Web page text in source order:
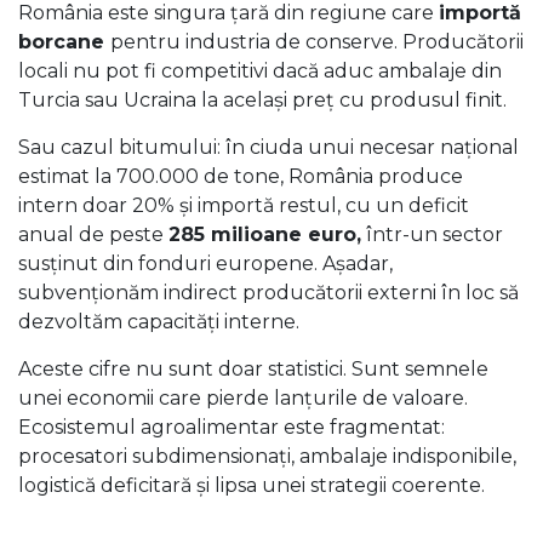
România este singura țară din regiune care importă
borcane pentru industria de conserve. Producătorii
locali nu pot fi competitivi dacă aduc ambalaje din
Turcia sau Ucraina la același preț cu produsul finit.
Sau cazul bitumului: în ciuda unui necesar național
estimat la 700.000 de tone, România produce
intern doar 20% și importă restul, cu un deficit
anual de peste 285 milioane euro, într-un sector
susținut din fonduri europene. Așadar,
subvenționăm indirect producătorii externi în loc să
dezvoltăm capacități interne.
Aceste cifre nu sunt doar statistici. Sunt semnele
unei economii care pierde lanțurile de valoare.
Ecosistemul agroalimentar este fragmentat:
procesatori subdimensionați, ambalaje indisponibile,
logistică deficitară și lipsa unei strategii coerente.